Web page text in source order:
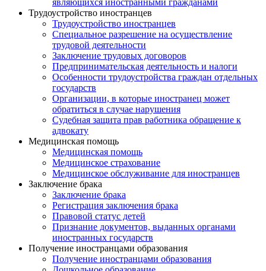
являющихся иностранными гражданами
Трудоустройство иностранцев
Трудоустройство иностранцев
Специальное разрешение на осуществление
трудовой деятельности
Заключение трудовых договоров
Предпринимательская деятельность и налоги
Особенности трудоустройства граждан отдельных
государств
Организации, в которые иностранец может
обратиться в случае нарушения
Судебная защита прав работника обращение к
адвокату
Медицинская помощь
Медицинская помощь
Медицинское страхование
Медицинское обслуживание для иностранцев
Заключение брака
Заключение брака
Регистрация заключения брака
Правовой статус детей
Признание документов, выданных органами
иностранных государств
Получение иностранцами образования
Получение иностранцами образования